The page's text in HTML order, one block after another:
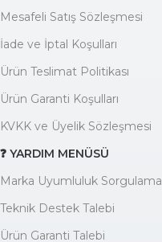
Mesafeli Satış Sözleşmesi
İade ve İptal Koşulları
Ürün Teslimat Politikası
Ürün Garanti Koşulları
KVKK ve Üyelik Sözleşmesi
❓ YARDIM MENÜSÜ
Marka Uyumluluk Sorgulama
Teknik Destek Talebi
Ürün Garanti Talebi